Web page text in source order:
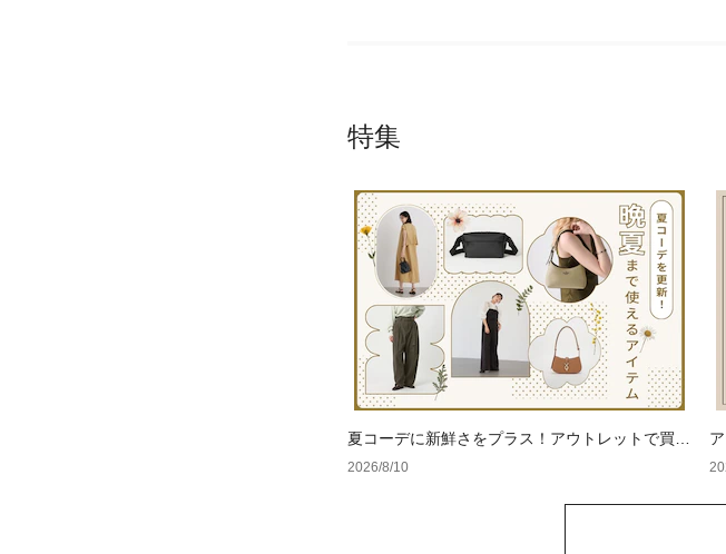
特集
夏コーデに新鮮さをプラス！アウトレットで買い
足す、晩夏まで使えるアイテム
2026/8/10